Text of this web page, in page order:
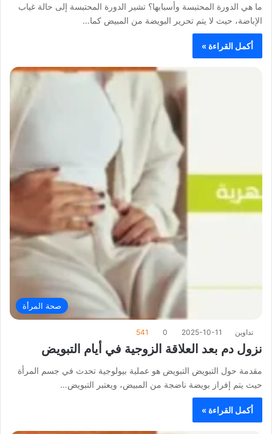
ما هي الدورة المحتبسة وأسبابها؟ تشير الدورة المحتبسة إلى حالة غياب
الإباضة، حيث لا يتم تحرير البويضة من المبيض كما…
أكمل القراءة »
صحة المرأة
تداوين 2025-10-11
0
541
نزول دم بعد العلاقة الزوجية في أيام التبويض
مقدمة حول التبويض التبويض هو عملية بيولوجية تحدث في جسم المرأة
حيث يتم إفراز بويضة ناضجة من المبيض، ويعتبر التبويض…
أكمل القراءة »